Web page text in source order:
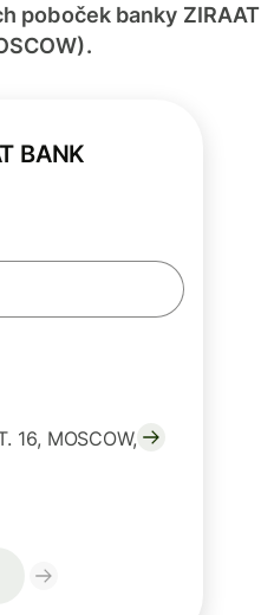
poboček banky ZIRAAT
BANK
16, MOSCOW,